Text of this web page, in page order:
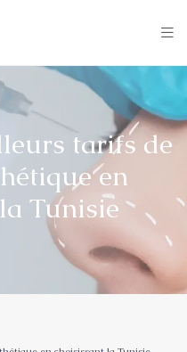
tarifs de
en
Tunisie